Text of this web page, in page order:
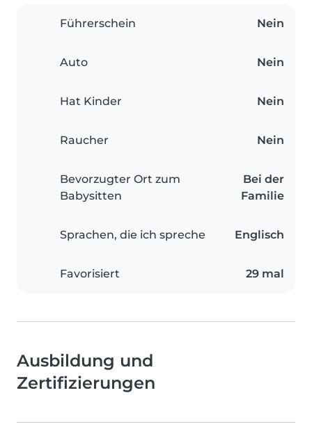
Führerschein Nein
Auto Nein
Hat Kinder Nein
Raucher Nein
Bevorzugter Ort zum
Babysitten
Bei der
Familie
Sprachen, die ich spreche Englisch
Favorisiert 29 mal
Ausbildung und
Zertifizierungen